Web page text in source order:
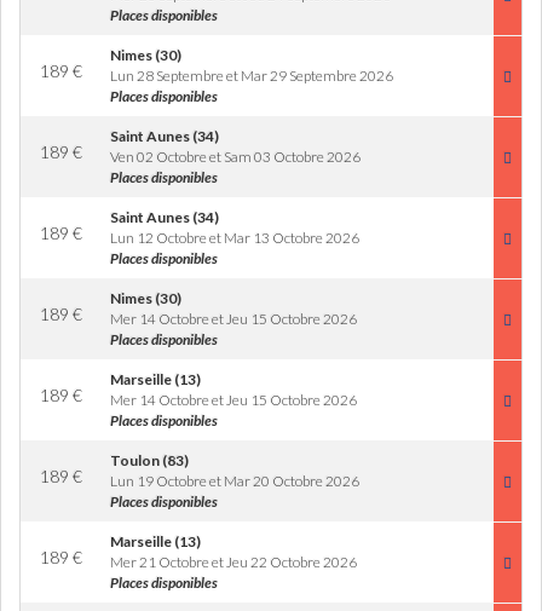
Places disponibles
189 €
Nimes (30)
Lun 28 Septembre et Mar 29 Septembre 2026
Places disponibles
189 €
Saint Aunes (34)
Ven 02 Octobre et Sam 03 Octobre 2026
Places disponibles
189 €
Saint Aunes (34)
Lun 12 Octobre et Mar 13 Octobre 2026
Places disponibles
189 €
Nimes (30)
Mer 14 Octobre et Jeu 15 Octobre 2026
Places disponibles
189 €
Marseille (13)
Mer 14 Octobre et Jeu 15 Octobre 2026
Places disponibles
189 €
Toulon (83)
Lun 19 Octobre et Mar 20 Octobre 2026
Places disponibles
189 €
Marseille (13)
Mer 21 Octobre et Jeu 22 Octobre 2026
Places disponibles